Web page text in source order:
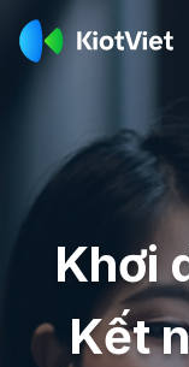
Khơi
Kết